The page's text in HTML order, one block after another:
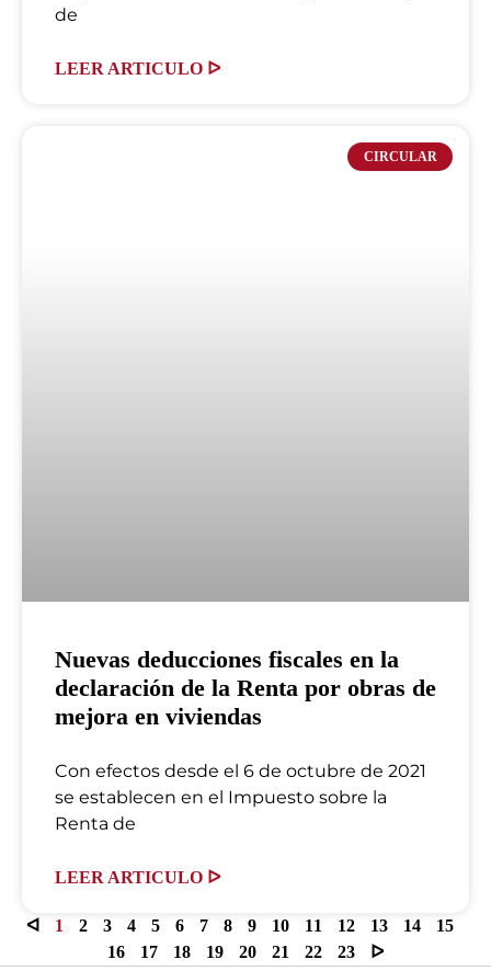
de
LEER ARTICULO ᐅ
CIRCULAR
Nuevas deducciones fiscales en la
declaración de la Renta por obras de
mejora en viviendas
Con efectos desde el 6 de octubre de 2021
se establecen en el Impuesto sobre la
Renta de
LEER ARTICULO ᐅ
ᐊ 1 2 3 4 5 6 7 8 9 10 11 12 13 14
15
16
17 18 19 20 21 22 23 ᐅ